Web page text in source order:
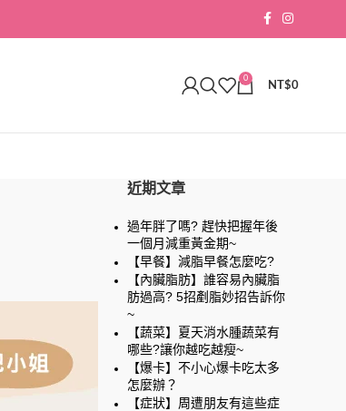
0
NT$0
近期文章
過年胖了嗎? 趕快把握年後
一個月減重黃金期~
【早餐】減脂早餐怎麼吃?
【內臟脂肪】誰容易內臟脂
肪過高? 5招剷脂妙招告訴你
~
【蔬菜】夏天消水腫蔬菜有
哪些?讓你越吃越瘦~
【爆卡】不小心爆卡吃太多
怎麼辦？
【症狀】周遭朋友有這些症